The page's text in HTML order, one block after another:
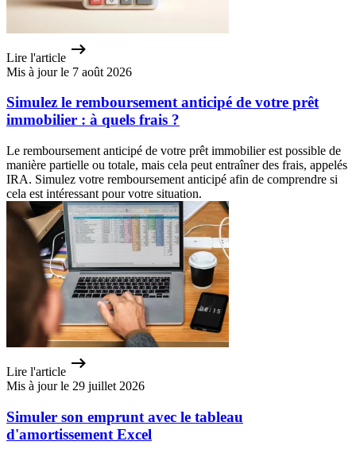
Lire l'article
Mis à jour le 7 août 2026
Simulez le remboursement anticipé de votre prêt
immobilier : à quels frais ?
Le remboursement anticipé de votre prêt immobilier est possible de
manière partielle ou totale, mais cela peut entraîner des frais, appelés
IRA. Simulez votre remboursement anticipé afin de comprendre si
cela est intéressant pour votre situation.
Lire l'article
Mis à jour le 29 juillet 2026
Simuler son emprunt avec le tableau
d'amortissement Excel